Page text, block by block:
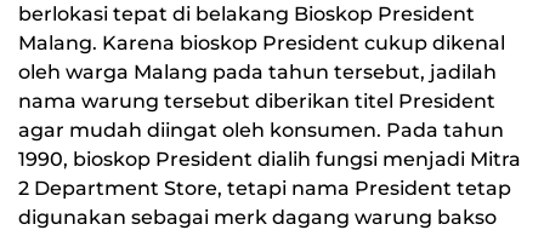
berlokasi tepat di belakang Bioskop President
Malang. Karena bioskop President cukup dikenal
oleh warga Malang pada tahun tersebut, jadilah
nama warung tersebut diberikan titel President
agar mudah diingat oleh konsumen. Pada tahun
1990, bioskop President dialih fungsi menjadi Mitra
2 Department Store, tetapi nama President tetap
digunakan sebagai merk dagang warung bakso